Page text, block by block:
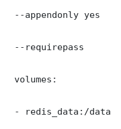
--appendonly yes
--requirepass
volumes:
- redis_data:/data